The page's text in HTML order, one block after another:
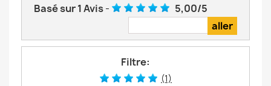
Basé sur1Avis- 5,00/5
Filtre:
(1)